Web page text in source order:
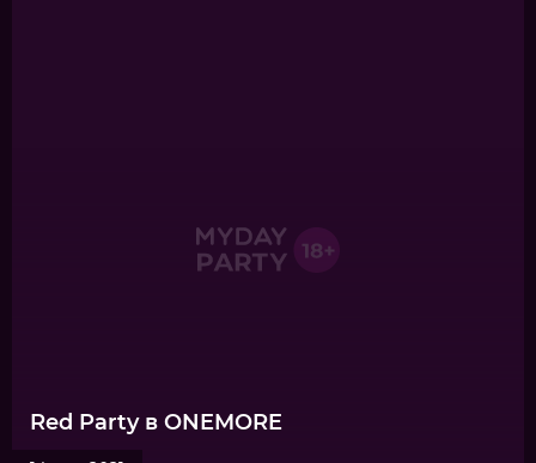
Red Party в ONEMORE